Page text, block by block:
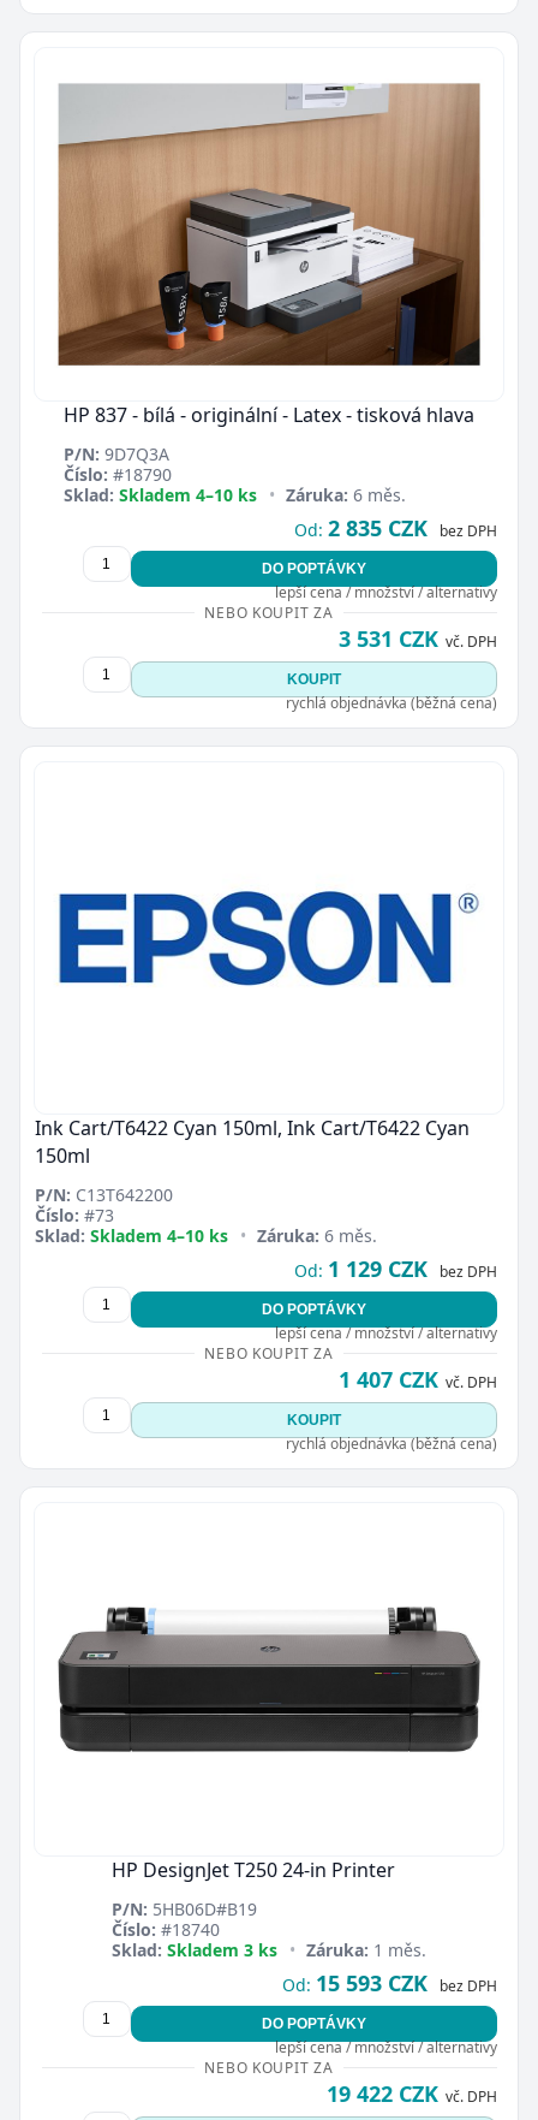
HP 837 - bílá - originální - Latex - tisková hlava
P/N: 9D7Q3A
Číslo: #18790
Sklad: Skladem 4–10 ks • Záruka: 6 měs.
Od: 2 835 CZK bez DPH
DO POPTÁVKY
lepší cena / množství / alternativy
NEBO KOUPIT ZA
3 531 CZK vč. DPH
KOUPIT
rychlá objednávka (běžná cena)
Ink Cart/T6422 Cyan 150ml, Ink Cart/T6422 Cyan
150ml
P/N: C13T642200
Číslo: #73
Sklad: Skladem 4–10 ks • Záruka: 6 měs.
Od: 1 129 CZK bez DPH
DO POPTÁVKY
lepší cena / množství / alternativy
NEBO KOUPIT ZA
1 407 CZK vč. DPH
KOUPIT
rychlá objednávka (běžná cena)
HP DesignJet T250 24-in Printer
P/N: 5HB06D#B19
Číslo: #18740
Sklad: Skladem 3 ks • Záruka: 1 měs.
Od: 15 593 CZK bez DPH
DO POPTÁVKY
lepší cena / množství / alternativy
NEBO KOUPIT ZA
19 422 CZK vč. DPH